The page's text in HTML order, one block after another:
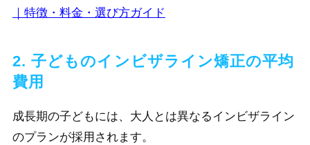
｜特徴・料金・選び方ガイド
2. 子どものインビザライン矯正の平均
費用
成長期の子どもには、大人とは異なるインビザライン
のプランが採用されます。